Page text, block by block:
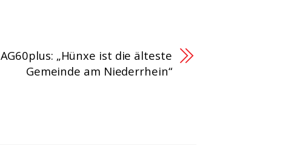
AG60plus: „Hünxe ist die älteste
Gemeinde am Niederrhein“